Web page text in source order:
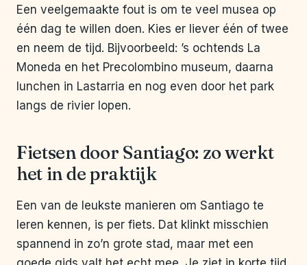
Een veelgemaakte fout is om te veel musea op
één dag te willen doen. Kies er liever één of twee
en neem de tijd. Bijvoorbeeld: ’s ochtends La
Moneda en het Precolombino museum, daarna
lunchen in Lastarria en nog even door het park
langs de rivier lopen.
Fietsen door Santiago: zo werkt
het in de praktijk
Een van de leukste manieren om Santiago te
leren kennen, is per fiets. Dat klinkt misschien
spannend in zo’n grote stad, maar met een